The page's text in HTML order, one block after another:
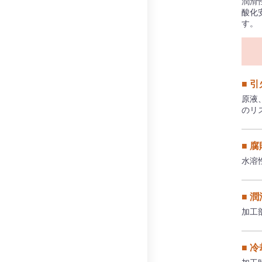
酸化
す。
■ 引
原液
のリ
■ 腐
水溶
■ 潤
加工
■ 冷